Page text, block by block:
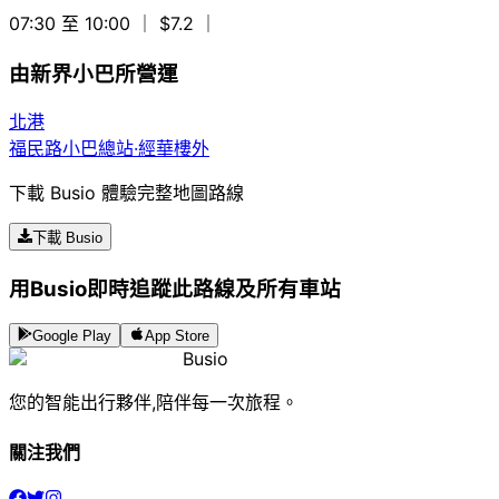
07:30 至 10:00 ｜ $7.2
由新界小巴所營運
北港
福民路小巴總站·經華樓外
下載 Busio 體驗完整地圖路線
下載 Busio
用Busio即時追蹤此路線及所有車站
Google Play App Store
Busio
您的智能出行夥伴,陪伴每一次旅程。
關注我們